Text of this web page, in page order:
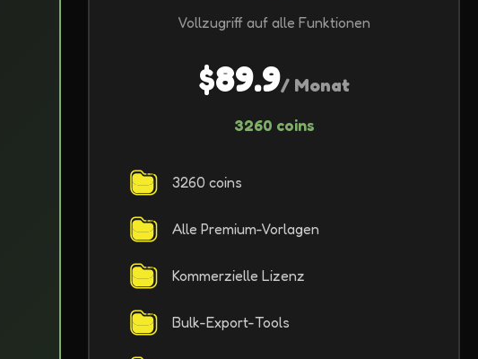
Vollzugriff auf alle Funktionen
$89.9/ Monat
3260 coins
3260 coins
Alle Premium-Vorlagen
Kommerzielle Lizenz
Bulk-Export-Tools